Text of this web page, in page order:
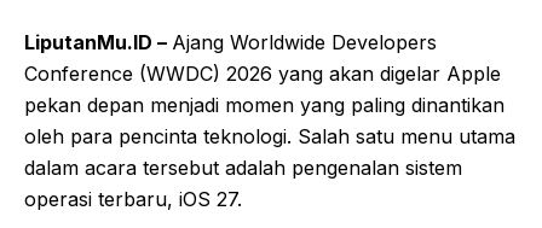
LiputanMu.ID – Ajang Worldwide Developers
Conference (WWDC) 2026 yang akan digelar Apple
pekan depan menjadi momen yang paling dinantikan
oleh para pencinta teknologi. Salah satu menu utama
dalam acara tersebut adalah pengenalan sistem
operasi terbaru, iOS 27.